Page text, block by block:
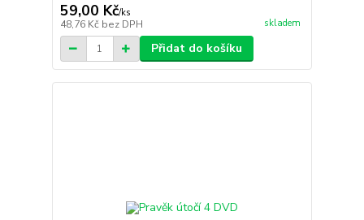
59,00 Kč/ks
48,76 Kč bez DPH skladem
Přidat do košíku